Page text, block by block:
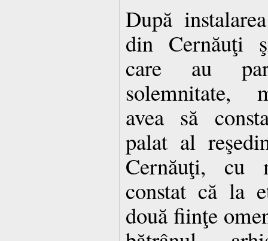
După
din Cernăuţi
care au
solemnitate,
avea să
palat al
Cernăuţi, cu
constat că la
două fiinţe